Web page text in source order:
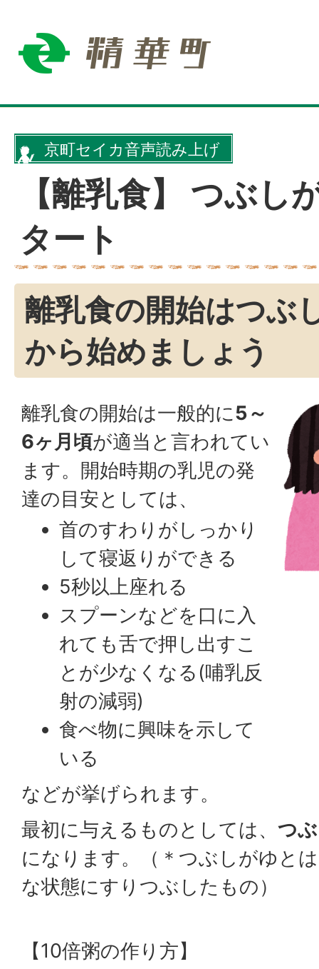
京町セイカ音声読み上げ
【離乳食】 つぶし
タート
離乳食の開始はつぶ
から始めましょう
離乳食の開始は一般的に5～
6ヶ月頃が適当と言われてい
ます。開始時期の乳児の発
達の目安としては、
首のすわりがしっかり
して寝返りができる
5秒以上座れる
スプーンなどを口に入
れても舌で押し出すこ
とが少なくなる(哺乳反
射の減弱)
食べ物に興味を示して
いる
などが挙げられます。
最初に与えるものとしては、 つ
になります。（＊つぶしがゆと
な状態にすりつぶしたもの）
【10倍粥の作り方】